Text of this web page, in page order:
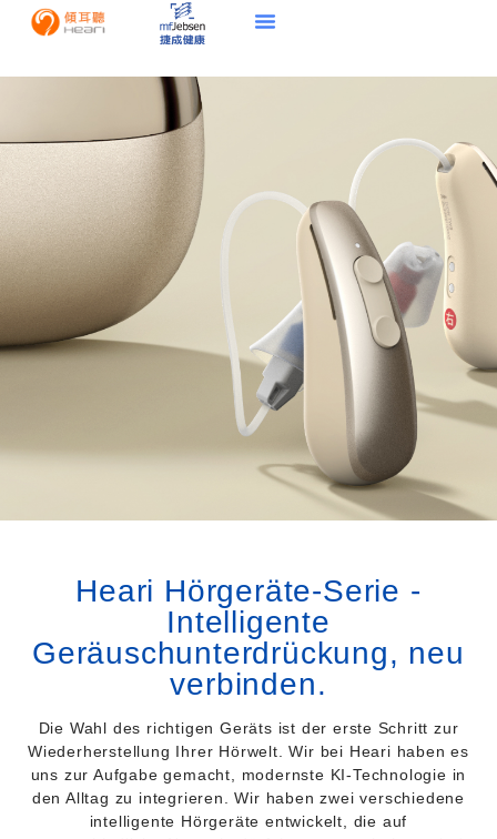
Heari Hörgeräte-Serie -
Intelligente
Geräuschunterdrückung, neu
verbinden.
Die Wahl des richtigen Geräts ist der erste Schritt zur
Wiederherstellung Ihrer Hörwelt. Wir bei Heari haben es
uns zur Aufgabe gemacht, modernste KI-Technologie in
den Alltag zu integrieren. Wir haben zwei verschiedene
intelligente Hörgeräte entwickelt, die auf